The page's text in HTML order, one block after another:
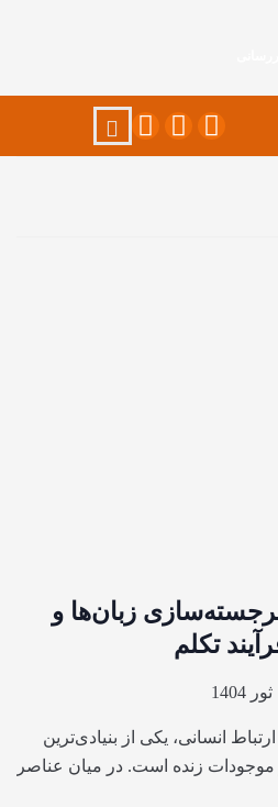
زبان‌ها و
تکلم
انسانی، یکی از بنیادی‌ترین
موجودات زنده است. در میان عناصر